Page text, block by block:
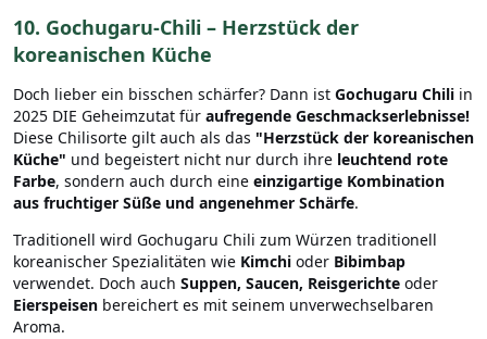
10. Gochugaru-Chili – Herzstück der
koreanischen Küche
Doch lieber ein bisschen schärfer? Dann ist Gochugaru Chili in
2025 DIE Geheimzutat für aufregende Geschmackserlebnisse!
Diese Chilisorte gilt auch als das "Herzstück der koreanischen
Küche" und begeistert nicht nur durch ihre leuchtend rote
Farbe, sondern auch durch eine einzigartige Kombination
aus fruchtiger Süße und angenehmer Schärfe.
Traditionell wird Gochugaru Chili zum Würzen traditionell
koreanischer Spezialitäten wie Kimchi oder Bibimbap
verwendet. Doch auch Suppen, Saucen, Reisgerichte oder
Eierspeisen bereichert es mit seinem unverwechselbaren
Aroma.